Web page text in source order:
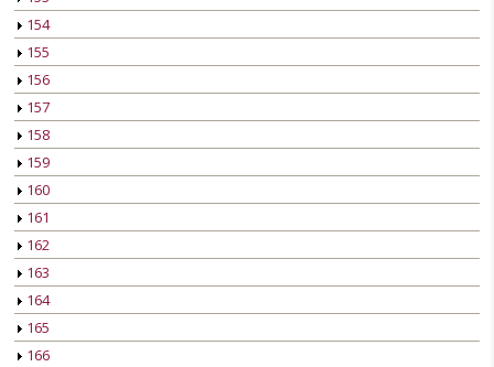
154
155
156
157
158
159
160
161
162
163
164
165
166